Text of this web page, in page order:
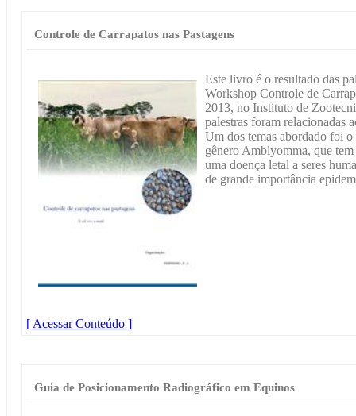
Controle de Carrapatos nas Pastagens
Este livro é o resultado das
Workshop Controle de
2013, no Instituto de
palestras foram relacionadas
Um dos temas abordado foi o
gênero Amblyomma, que
uma doença letal a seres
de grande importância
[ Acessar Conteúdo ]
Guia de Posicionamento Radiográfico em Equinos